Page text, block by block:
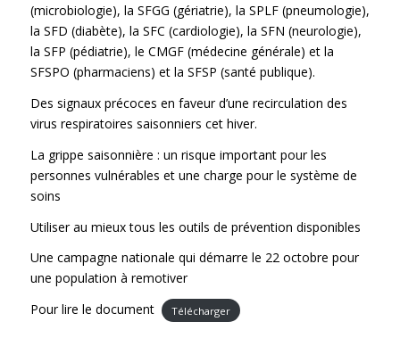
(microbiologie), la SFGG (gériatrie), la SPLF (pneumologie),
la SFD (diabète), la SFC (cardiologie), la SFN (neurologie),
la SFP (pédiatrie), le CMGF (médecine générale) et la
SFSPO (pharmaciens) et la SFSP (santé publique).
Des signaux précoces en faveur d’une recirculation des
virus respiratoires saisonniers cet hiver.
La grippe saisonnière : un risque important pour les
personnes vulnérables et une charge pour le système de
soins
Utiliser au mieux tous les outils de prévention disponibles
Une campagne nationale qui démarre le 22 octobre pour
une population à remotiver
Pour lire le document
Télécharger